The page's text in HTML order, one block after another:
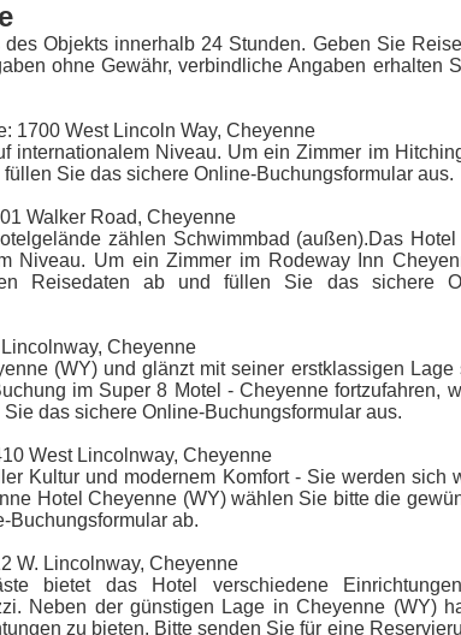
Objekts innerhalb 24 Stunden. Geben Sie
ohne Gewähr, verbindliche Angaben erhalten
1700 West Lincoln Way, Cheyenne
internationalem Niveau. Um ein Zimmer im
Sie das sichere Online-Buchungsformular aus.
Walker Road, Cheyenne
zählen Schwimmbad (außen).Das Hotel
Niveau. Um ein Zimmer im Rodeway Inn
Reisedaten ab und füllen Sie das sichere
Cheyenne
(WY) und glänzt mit seiner erstklassigen Lage
im Super 8 Motel - Cheyenne fortzufahren,
das sichere Online-Buchungsformular aus.
West Lincolnway, Cheyenne
Kultur und modernem Komfort - Sie werden sich
Hotel Cheyenne (WY) wählen Sie bitte die
Buchungsformular ab.
W. Lincolnway, Cheyenne
bietet das Hotel verschiedene
Neben der günstigen Lage in Cheyenne (WY)
zu bieten. Bitte senden Sie für eine